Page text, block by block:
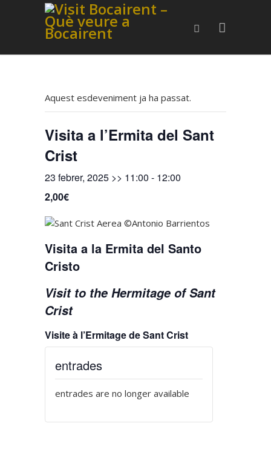
Aquest esdeveniment ja ha passat.
Visita a l’Ermita del Sant
Crist
23 febrer, 2025 >> 11:00 - 12:00
2,00€
Visita a la Ermita del Santo
Cristo
Visit to the Hermitage of Sant
Crist
Visite à l’Ermitage de Sant Crist
entrades
entrades are no longer available